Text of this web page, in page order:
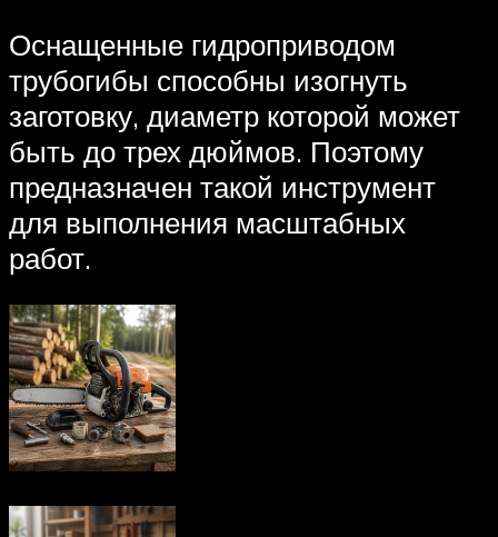
Оснащенные гидроприводом
трубогибы способны изогнуть
заготовку, диаметр которой может
быть до трех дюймов. Поэтому
предназначен такой инструмент
для выполнения масштабных
работ.